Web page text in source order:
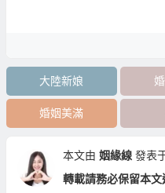
大陸新娘
婚姻美滿
本文由 姻緣線 發表
轉載請務必保留本文